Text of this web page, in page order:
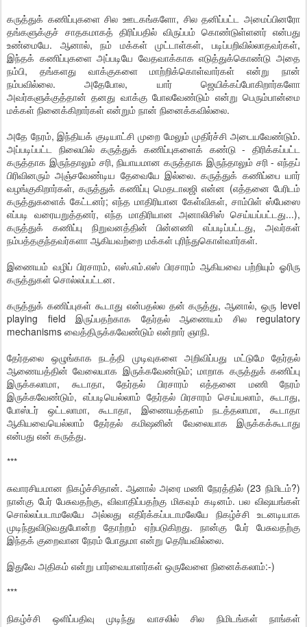
கருத்துக் கணிப்புகளை சில ஊடகங்களோ, சில தனிப்பட்ட அமைப்பினரோ
தங்களுக்குச் சாதகமாகத் திரிப்பதில் விருப்பம் கொண்டுள்ளனர் என்பது
உண்மையே. ஆனால், நம் மக்கள் முட்டாள்கள், படிப்பறிவில்லாதவர்கள்,
இந்தக் கணிப்புகளை அப்படியே வேதவாக்காக எடுத்துக்கொண்டு அதை
நம்பி, தங்களது வாக்குகளை மாற்றிக்கொள்வார்கள் என்று நான்
நம்பவில்லை. அதேபோல, யார் ஜெயிக்கப்போகிறார்களோ
அவர்களுக்குத்தான் தனது வாக்கு போலவேண்டும் என்று பெரும்பான்மை
மக்கள் நினைக்கிறார்கள் என்றும் நான் நினைக்கவில்லை.
அதே நேரம், இந்தியக் குடியாட்சி முறை மேலும் முதிர்ச்சி அடையவேண்டும்.
அப்படிப்பட்ட நிலையில் கருத்துக் கணிப்புகளைக் கண்டு - திரிக்கப்பட்ட
கருத்தாக இருந்தாலும் சரி, நியாயமான கருத்தாக இருந்தாலும் சரி - எந்தப்
பிரிவினரும் அஞ்சவேண்டிய தேவையே இல்லை. கருத்துக் கணிப்பை யார்
வழங்குகிறார்கள், கருத்துக் கணிப்பு மெதடாலஜி என்ன (எத்தனை பேரிடம்
கருத்துகளைக் கேட்டனர்; எந்த மாதிரியான கேள்விகள், சாம்பிள் ஸ்பேஸை
எப்படி வரையறுத்தனர், எந்த மாதிரியான அனாலிசிஸ் செய்யப்பட்டது...),
கருத்துக் கணிப்பு நிறுவனத்தின் பின்னணி எப்படிப்பட்டது, அவர்கள்
நம்பத்தகுந்தவர்களா ஆகியவற்றை மக்கள் புரிந்துகொள்வார்கள்.
இணையம் வழிப் பிரசாரம், எஸ்.எம்.எஸ் பிரசாரம் ஆகியவை பற்றியும் ஓரிரு
கருத்துகள் சொல்லப்பட்டன.
கருத்துக் கணிப்புகள் கூடாது என்பதல்ல தன் கருத்து, ஆனால், ஒரு level
playing field இருப்பதற்காக தேர்தல் ஆணையம் சில regulatory
mechanisms வைத்திருக்கவேண்டும் என்றார் ஞாநி.
தேர்தலை ஒழுங்காக நடத்தி முடிவுகளை அறிவிப்பது மட்டுமே தேர்தல்
ஆணையத்தின் வேலையாக இருக்கவேண்டும்; மாறாக கருத்துக் கணிப்பு
இருக்கலாமா, கூடாதா, தேர்தல் பிரசாரம் எத்தனை மணி நேரம்
இருக்கவேண்டும், எப்படியெல்லாம் தேர்தல் பிரசாரம் செய்யலாம், கூடாது,
போஸ்டர் ஒட்டலாமா, கூடாதா, இணையத்தளம் நடத்தலாமா, கூடாதா
ஆகியவையெல்லாம் தேர்தல் கமிஷனின் வேலையாக இருக்கக்கூடாது
என்பது என் கருத்து.
***
சுவாரசியமான நிகழ்ச்சிதான். ஆனால் அரை மணி நேரத்தில் (23 நிமிடம்?)
நான்கு பேர் பேசுவதற்கு, விவாதிப்பதற்கு மிகவும் கடினம். பல விஷயங்கள்
சொல்லப்படாமலேயே அல்லது எதிர்க்கப்படாமலேயே நிகழ்ச்சி உடனடியாக
முடிந்துவிடுவதுபோன்ற தோற்றம் ஏற்படுகிறது. நான்கு பேர் பேசுவதற்கு
இந்தக் குறைவான நேரம் போதுமா என்று தெரியவில்லை.
இதுவே அதிகம் என்று பார்வையாளர்கள் ஒருவேளை நினைக்கலாம்:-)
***
நிகழ்ச்சி ஒளிப்பதிவு முடிந்து வாசலில் சில நிமிடங்கள் நாங்கள்